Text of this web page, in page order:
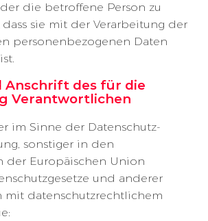
die betroffene Person zu
sie mit der Verarbeitung der
personenbezogenen Daten
Anschrift des für die
Verantwortlichen
im Sinne der Datenschutz-
sonstiger in den
der Europäischen Union
und anderer
mit datenschutzrechtlichem